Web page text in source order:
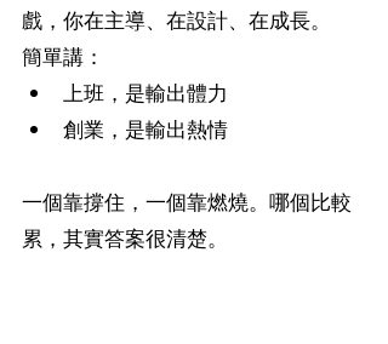
戲，你在主導、在設計、在成長。
簡單講：
上班，是輸出體力
創業，是輸出熱情
一個靠撐住，一個靠燃燒。哪個比較
累，其實答案很清楚。